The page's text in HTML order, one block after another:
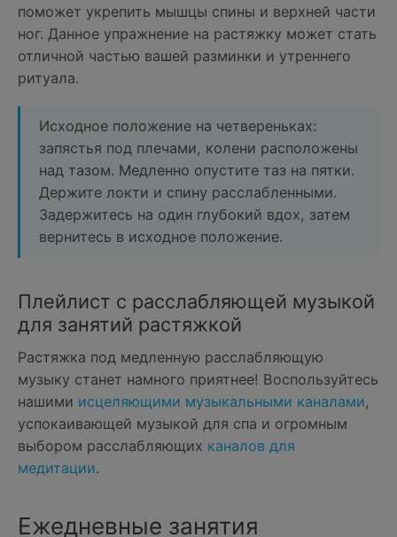
поможет укрепить мышцы спины и верхней части
ног. Данное упражнение на растяжку может стать
отличной частью вашей разминки и утреннего
ритуала.
Исходное положение на четвереньках:
запястья под плечами, колени расположены
над тазом. Медленно опустите таз на пятки.
Держите локти и спину расслабленными.
Задержитесь на один глубокий вдох, затем
вернитесь в исходное положение.
Плейлист с расслабляющей музыкой
для занятий растяжкой
Растяжка под медленную расслабляющую
музыку станет намного приятнее! Воспользуйтесь
нашими исцеляющими музыкальными каналами,
успокаивающей музыкой для спа и огромным
выбором расслабляющих каналов для
медитации.
Ежедневные занятия